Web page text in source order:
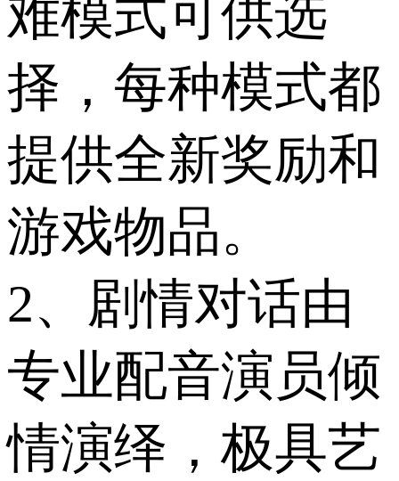
难模式可供选
择，每种模式都
提供全新奖励和
游戏物品。
2、剧情对话由
专业配音演员倾
情演绎，极具艺